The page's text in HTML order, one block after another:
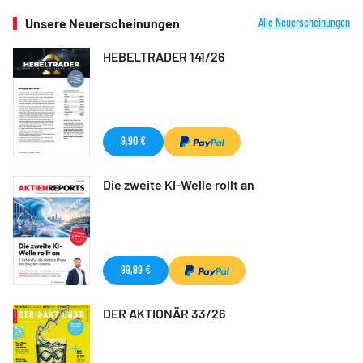
Unsere Neuerscheinungen Alle Neuerscheinungen
HEBELTRADER 141/26
9,90 €
Die zweite KI-Welle rollt an
99,99 €
DER AKTIONÄR 33/26